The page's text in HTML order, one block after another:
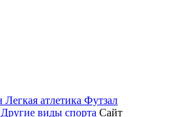
Легкая атлетика Футзал
Другие виды спорта Сайт